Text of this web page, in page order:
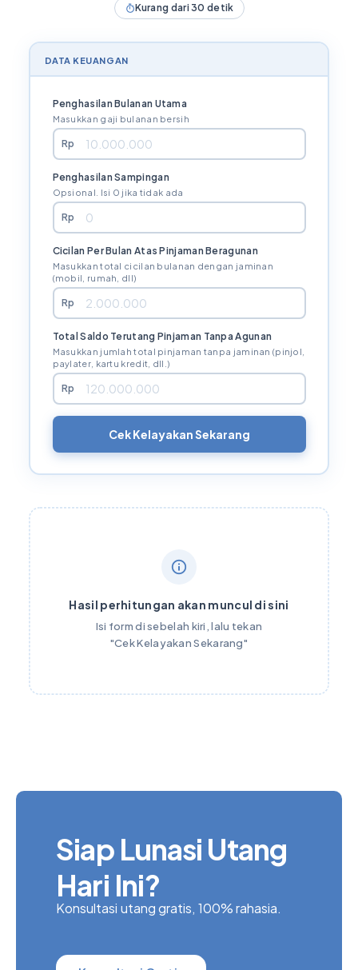
Kurang dari 30 detik
DATA KEUANGAN
Penghasilan Bulanan Utama
Masukkan gaji bulanan bersih
Rp
Penghasilan Sampingan
Opsional. Isi 0 jika tidak ada
Rp
Cicilan Per Bulan Atas Pinjaman Beragunan
Masukkan total cicilan bulanan dengan jaminan
(mobil, rumah, dll)
Rp
Total Saldo Terutang Pinjaman Tanpa Agunan
Masukkan jumlah total pinjaman tanpa jaminan (pinjol,
paylater, kartu kredit, dll.)
Rp
Cek Kelayakan Sekarang
Hasil perhitungan akan muncul di sini
Isi form di sebelah kiri, lalu tekan
"Cek Kelayakan Sekarang"
Siap Lunasi Utang
Hari Ini?
Konsultasi utang gratis, 100% rahasia.